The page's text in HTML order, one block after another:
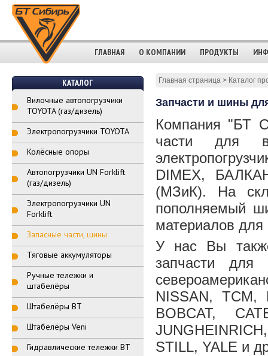
ГЛАВНАЯ О КОМПАНИИ ПРОДУКТЫ
КАТАЛОГ
Вилочные автопогрузчики
TOYOTA (газ/дизель)
Электропогрузчики TOYOTA
Колёсные опоры
Автопогрузчики UN Forklift
(газ/дизель)
Электропогрузчики UN
Forklift
Запасные части, шины
Тяговые аккумуляторы
Ручные тележки и
штабелёры
Штабелёры BT
Штабелёры Veni
Гидравлические тележки BT
Главная страница> Каталог
Запчасти и шины
Компания "БТ
части для
DIMEX,
(МЗиК). На
пополняемый
материалов для
У нас Вы
запчасти для
NISSAN, ТСМ,
BOBCAT,
STILL, YALE и